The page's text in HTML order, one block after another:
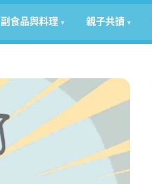
副食品與料理 親子共讀